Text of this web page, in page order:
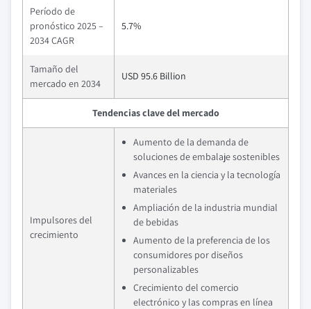
Período de
pronóstico 2025 –
2034 CAGR
5.7%
Tamaño del
mercado en 2034
USD 95.6 Billion
Tendencias clave del mercado
Impulsores del
crecimiento
Aumento de la demanda de
soluciones de embalaje sostenibles
Avances en la ciencia y la tecnología
materiales
Ampliación de la industria mundial
de bebidas
Aumento de la preferencia de los
consumidores por diseños
personalizables
Crecimiento del comercio
electrónico y las compras en línea